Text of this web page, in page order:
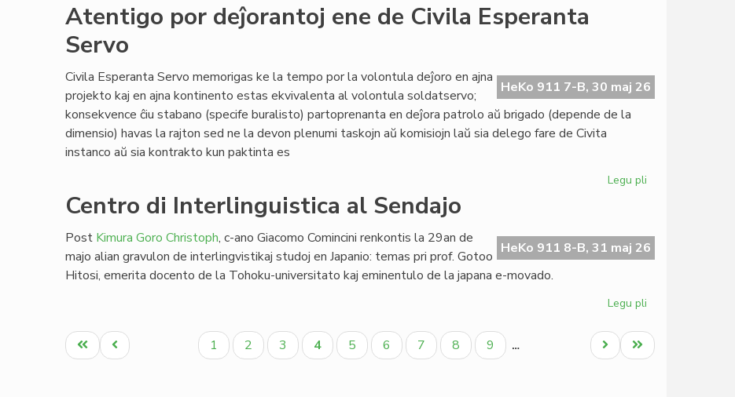
jara
Tago
Atentigo por deĵorantoj ene de Civila Esperanta
Servo
HeKo 911 7-B, 30 maj 26
Civila Esperanta Servo memorigas ke la tempo por la volontula deĵoro en ajna
projekto kaj en ajna kontinento estas ekvivalenta al volontula soldatservo;
konsekvence ĉiu stabano (specife buralisto) partoprenanta en deĵora patrolo aŭ brigado (depende de la
dimensio) havas la rajton sed ne la devon plenumi taskojn aŭ komisiojn laŭ sia delego fare de Civita
instanco aŭ sia kontrakto kun paktinta es
Legu pli
ene
de
Centro di Interlinguistica al Sendajo
HeKo 911 8-B, 31 maj 26
Post Kimura Goro Christoph, c-ano Giacomo Comincini renkontis la 29an de
majo alian gravulon de interlingvistikaj studoj en Japanio: temas pri prof. Gotoo
Hitosi, emerita docento de la Tohoku-universitato kaj eminentulo de la japana e-movado.
Legu pli
di
Interlinguistica
Pagination
Unua
paĝo
Antaŭa
paĝo
Paĝo
1 Paĝo
2 Paĝo
3
Aktuala
paĝo
4 Paĝo
5 Paĝo
6 Paĝo
7 Paĝo
8 Paĝo
9 …
Last
page
Next
page